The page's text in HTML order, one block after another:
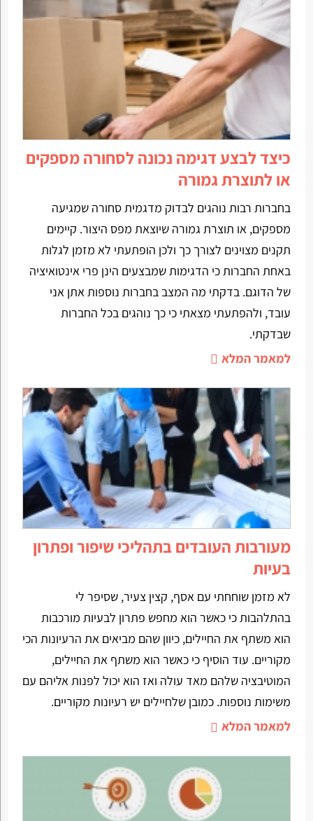
כיצד לבצע דגימה נכונה לסחורה מספקים
או לתוצרת גמורה
בחברות רבות נוהגים לבדוק מדגמית סחורה שמגיעה
מספקים, או תוצרת גמורה שיוצאת מפס היצור. קיימים
תקנים מצוינים לצורך כך ולכן הופתעתי לא מזמן לגלות
באחת החברות כי הדגימות שמבצעים הינן פרי אינטואיציה
של הדוגם. בדקתי מה המצב בחברות נוספות אתן אני
עובד, ולהפתעתי מצאתי כי כך נוהגים בכל החברות
שבדקתי.
למאמר המלא
מעורבות העובדים בתהליכי שיפור ופתרון
בעיות
לא מזמן שוחחתי עם אסף, קצין צעיר, שסיפר לי
בהתלהבות כי כאשר הוא מחפש פתרון לבעיות מורכבות
הוא משתף את החיילים, כיוון שהם מביאים את הרעיונות הכי
מקוריים. עוד הוסיף כי כאשר הוא משתף את החיילים,
המוטיבציה שלהם מאד עולה ואז הוא יכול לפנות אליהם עם
משימות נוספות. כמובן שלחיילים יש רעיונות מקוריים.
למאמר המלא